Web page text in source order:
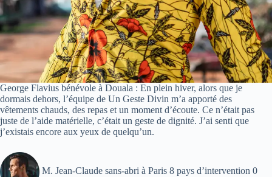
George Flavius bénévole à Douala : En plein hiver, alors que je
dormais dehors, l’équipe de Un Geste Divin m’a apporté des
vêtements chauds, des repas et un moment d’écoute. Ce n’était pas
juste de l’aide matérielle, c’était un geste de dignité. J’ai senti que
j’existais encore aux yeux de quelqu’un.
M. Jean-Claude sans-abri à Paris 8 pays d’intervention 0